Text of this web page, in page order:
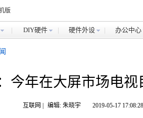
版
DIY硬件 硬件外设 办公中心
今年在大屏市场电
互联网 | 编辑: 朱晓宇 2019-05-17 17:08:28